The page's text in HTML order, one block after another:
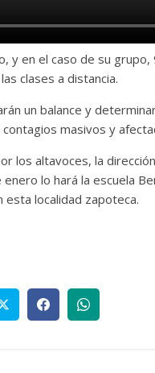
y en el caso de su
clases a distancia.
un balance y
masivos y
los altavoces, la
lo hará la escuela
esta localidad zapoteca.